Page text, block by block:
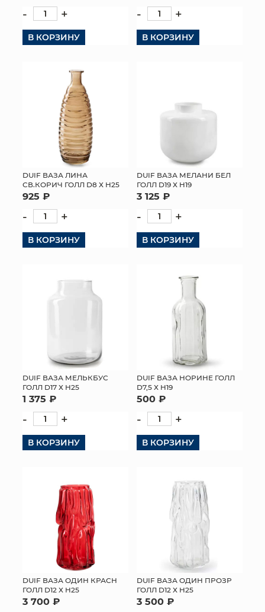
ДОСТАВКА И ОПЛАТА
КОНТАКТЫ
- +
В КОРЗИНУ
- +
В КОРЗИНУ
DUIF ВАЗА ЛИНА
СВ.КОРИЧ ГОЛЛ D8 Х H25
925 ₽
- +
В КОРЗИНУ
DUIF ВАЗА МЕЛАНИ БЕЛ
ГОЛЛ D19 Х H19
3 125 ₽
- +
В КОРЗИНУ
DUIF ВАЗА МЕЛЬКБУС
ГОЛЛ D17 Х H25
1 375 ₽
- +
В КОРЗИНУ
DUIF ВАЗА НОРИНЕ ГОЛЛ
D7,5 Х H19
500 ₽
- +
В КОРЗИНУ
DUIF ВАЗА ОДИН КРАСН
ГОЛЛ D12 Х H25
3 700 ₽
DUIF ВАЗА ОДИН ПРОЗР
ГОЛЛ D12 Х H25
3 500 ₽